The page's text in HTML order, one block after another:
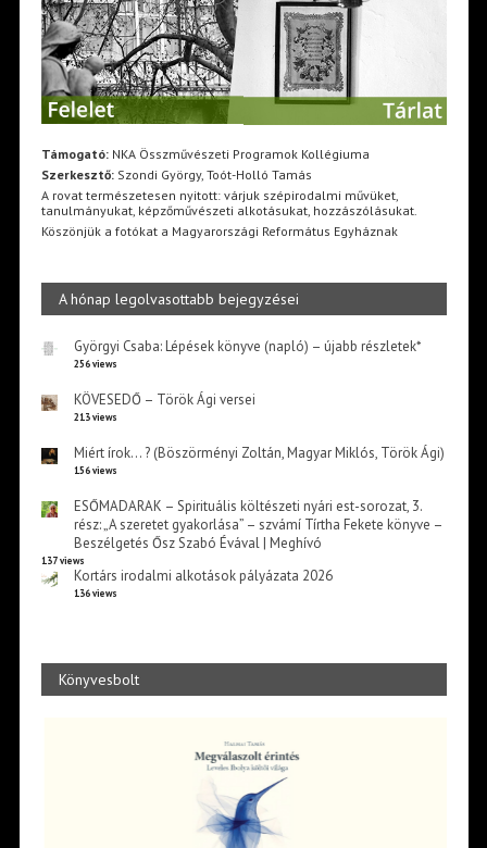
Támogató:NKA Összművészeti Programok Kollégiuma
Szerkesztő:Szondi György, Toót-Holló Tamás
A rovat természetesen nyitott: várjuk szépirodalmi művüket,
tanulmányukat, képzőművészeti alkotásukat, hozzászólásukat.
Köszönjük a fotókat a Magyarországi Református Egyháznak
A hónap legolvasottabb bejegyzései
Györgyi Csaba: Lépések könyve (napló) – újabb részletek*
256 views
KÖVESEDŐ – Török Ági versei
213 views
Miért írok… ? (Böszörményi Zoltán, Magyar Miklós, Török Ági)
156 views
ESŐMADARAK – Spirituális költészeti nyári est-sorozat, 3.
rész: „A szeretet gyakorlása” – szvámí Tírtha Fekete könyve –
Beszélgetés Ősz Szabó Évával | Meghívó
137 views
Kortárs irodalmi alkotások pályázata 2026
136 views
Könyvesbolt